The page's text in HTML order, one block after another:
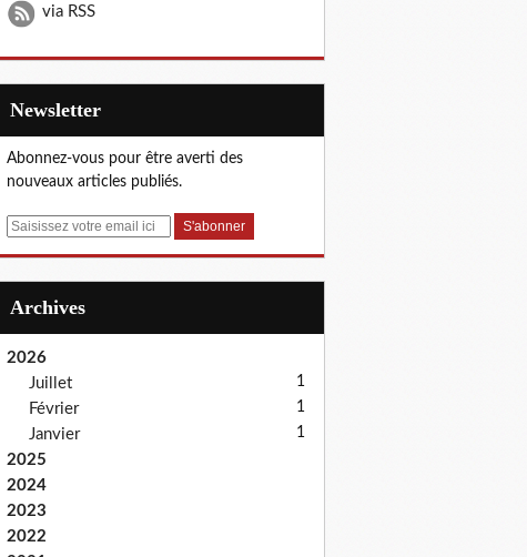
via RSS
Newsletter
Abonnez-vous pour être averti des
nouveaux articles publiés.
E
Archives
2026
Juillet
1
Février 1
Janvier 1
2025
2024
2023
2022